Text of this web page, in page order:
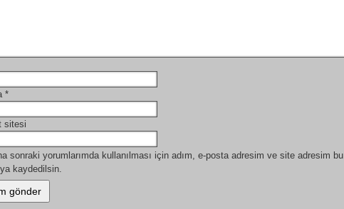
*
sitesi
sonraki yorumlarımda kullanılması için adım, e-posta adresim ve site adresim bu
kaydedilsin.